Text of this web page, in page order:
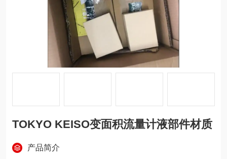
TOKYO KEISO变面积流量计液部件材质
产品简介